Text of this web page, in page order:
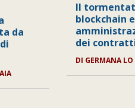
da
Il
blockchain
dei
DI GERMANA